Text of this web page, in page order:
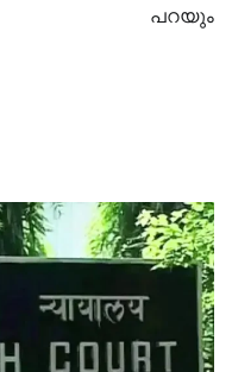
പറയും